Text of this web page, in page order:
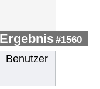
#1560
Benutzer